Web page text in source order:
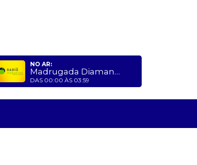
NO AR:
Madrugada Diamantina
DAS 00:00 ÀS 03:59